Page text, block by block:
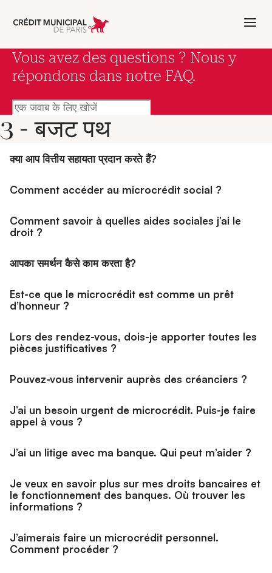
Aller à l'accueil de Crédit Municipal
Vous avez des questions ? Nous y
répondons dans notre FAQ.
एक जवाब के लिए खोजें
3 - बजट पथ
Questions
क्या आप वित्तीय सहायता प्रदान करते हैं?
Comment accéder au microcrédit social ?
Comment savoir à quelles aides sociales j’ai le
droit ?
आपका समर्थन कैसे काम करता है?
Est-ce que le microcrédit est comme un prêt
d’honneur ?
Lors des rendez-vous, dois-je apporter toutes les
pièces justificatives ?
Pouvez-vous intervenir auprès des créanciers ?
J’ai un besoin urgent de microcrédit. Puis-je faire
appel à vous ?
J’ai un litige avec ma banque. Qui peut m’aider ?
Je veux en savoir plus sur mes droits bancaires et
le fonctionnement des banques. Où trouver les
informations ?
J’aimerais faire un microcrédit personnel.
Comment procéder ?